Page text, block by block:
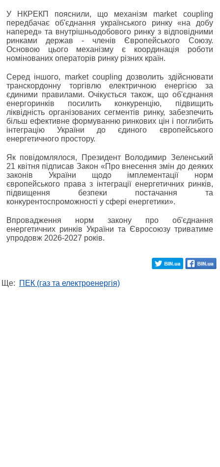
У НКРЕКП пояснили, що механізм market coupling
передбачає об'єднання українського ринку «на добу
наперед» та внутрішньодобового ринку з відповідними
ринками держав - членів Європейського Союзу.
Основою цього механізму є координація роботи
номінованих операторів ринку різних країн.
Серед іншого, market coupling дозволить здійснювати
транскордонну торгівлю електричною енергією за
єдиними правилами. Очікується також, що об'єднання
енергоринків посилить конкуренцію, підвищить
ліквідність організованих сегментів ринку, забезпечить
більш ефективне формуванню ринкових цін і поглибить
інтеграцію України до єдиного європейського
енергетичного простору.
Як повідомлялося, Президент Володимир Зеленський
21 квітня підписав Закон «Про внесення змін до деяких
законів України щодо імплементації норм
європейського права з інтеграції енергетичних ринків,
підвищення безпеки постачання та
конкурентоспроможності у сфері енергетики».
Впровадження норм закону про об'єднання
енергетичних ринків України та Євросоюзу триватиме
упродовж 2026-2027 років.
Ще: ПЕК (газ та електроенергія)